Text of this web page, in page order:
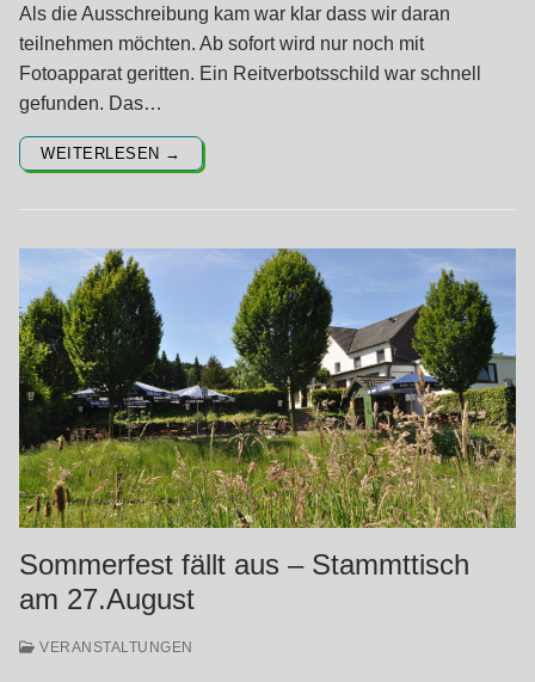
Als die Ausschreibung kam war klar dass wir daran
teilnehmen möchten. Ab sofort wird nur noch mit
Fotoapparat geritten. Ein Reitverbotsschild war schnell
gefunden. Das…
WEITERLESEN →
Sommerfest fällt aus – Stammttisch
am 27.August
VERANSTALTUNGEN